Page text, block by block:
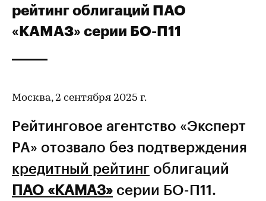
рейтинг облигаций ПАО
«КАМАЗ» серии БО-П11
Москва, 2 сентября 2025 г.
Рейтинговое агентство «Эксперт
РА» отозвало без подтверждения
кредитный рейтинг облигаций
ПАО «КАМАЗ» серии БО-П11.